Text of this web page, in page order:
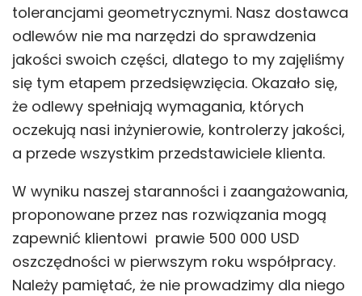
tolerancjami geometrycznymi. Nasz dostawca
odlewów nie ma narzędzi do sprawdzenia
jakości swoich części, dlatego to my zajęliśmy
się tym etapem przedsięwzięcia. Okazało się,
że odlewy spełniają wymagania, których
oczekują nasi inżynierowie, kontrolerzy jakości,
a przede wszystkim przedstawiciele klienta.
W wyniku naszej staranności i zaangażowania,
proponowane przez nas rozwiązania mogą
zapewnić klientowi prawie 500 000 USD
oszczędności w pierwszym roku współpracy.
Należy pamiętać, że nie prowadzimy dla niego